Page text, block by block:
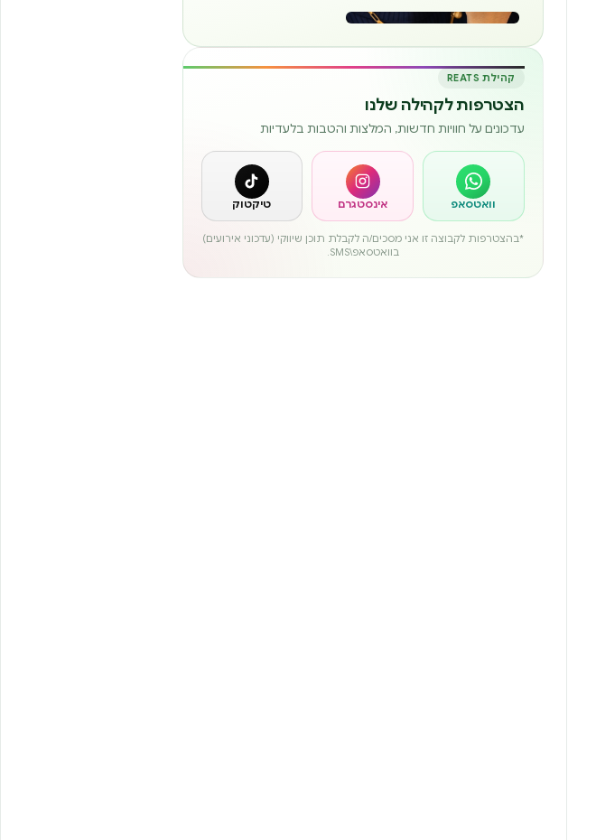
קהילת REATS
הצטרפות לקהילה שלנו
עדכונים על חוויות חדשות, המלצות והטבות בלעדיות
וואטסאפ אינסטגרם טיקטוק
*בהצטרפות לקבוצה זו אני מסכים/ה לקבלת תוכן שיווקי (עדכוני אירועים)
בוואטסאפ\SMS.